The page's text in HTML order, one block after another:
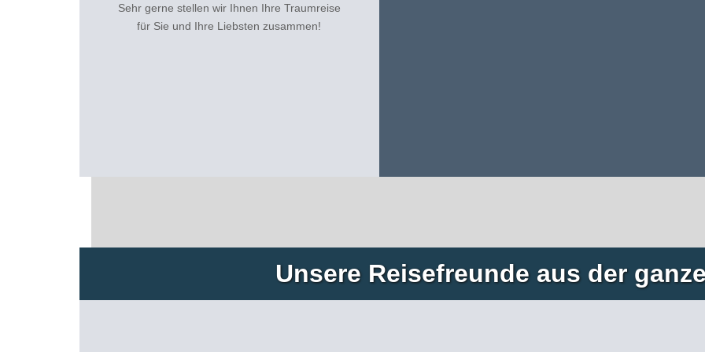
Sehr gerne stellen wir Ihnen Ihre Traumreise
für Sie und Ihre Liebsten zusammen!
Unsere Reisefreunde aus der